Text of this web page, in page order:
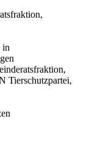
in
Tierschutzpartei,